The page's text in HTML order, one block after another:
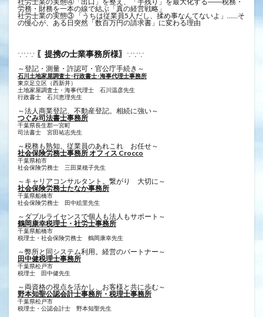
労務・財務を一本の線で結ぶ「真の経営戦略」
社労士業の実態③ 「うちは従業員5人だし、揉め事なんてないよ」……そ
の慢心が、ある日突然「数百万円の請求書」に変わる理由
∵∵∵ 〖提携の士業事務所様〗
∵∵∵
～登記・測量・許認可・官公庁手続き～
石川土地家屋調査士･行政書士･海事代理士事務所
東京足立区（西新井）
土地家屋調査士・海事代理士 石川温彦先生
行政書士 ​石川恵理先生
～法人商業登記、不動産登記。相続に強い～
つぐみ司法書士事務所
千葉県長生郡一宮町
司法書士 宮田祐志先生
～税務も熟知。従業員のあれこれ お任せ～
社会保険労務士事務所 オフィス Crocco
千葉県柏市
社会保険労務士 三田菜穂子先生
～キャリアコンサルタント。繋がり 大切に～
社会保険労務士たなか事務所
千葉県船橋市
社会保険労務士 田中絵里先生
～ダブルライセンスで個人も法人もサポート～
鶴岡康幸税理士・社労士事務所
千葉県船橋市
税理士・社会保険労務士 鶴岡康幸先生
～弊所と同システム利用。経営のパートナー～
田中健税理士事務所
千葉県松戸市
税理士 田中健先生
～両資格の視点を活かし、お客様と共に歩む～
野本知聖公認会計士事務所・税理士事務所
千葉県松戸市
税理士・公認会計士 野本知聖先生